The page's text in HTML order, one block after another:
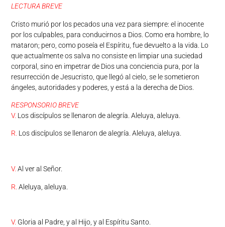
LECTURA BREVE
Cristo murió por los pecados una vez para siempre: el inocente
por los culpables, para conducirnos a Dios. Como era hombre, lo
mataron; pero, como poseía el Espíritu, fue devuelto a la vida. Lo
que actualmente os salva no consiste en limpiar una suciedad
corporal, sino en impetrar de Dios una conciencia pura, por la
resurrección de Jesucristo, que llegó al cielo, se le sometieron
ángeles, autoridades y poderes, y está a la derecha de Dios.
RESPONSORIO BREVE
V. Los discípulos se llenaron de alegría. Aleluya, aleluya.
R. Los discípulos se llenaron de alegría. Aleluya, aleluya.
V. Al ver al Señor.
R. Aleluya, aleluya.
V. Gloria al Padre, y al Hijo, y al Espíritu Santo.